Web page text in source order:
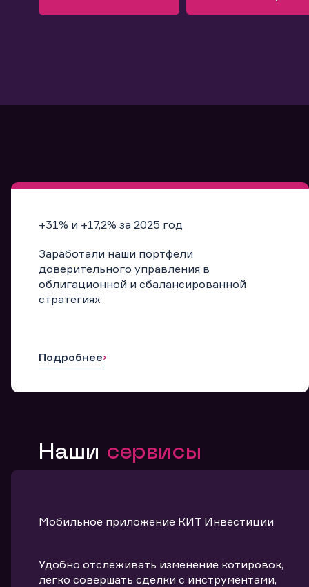
+31% и +17,2% за 2025 год
Заработали наши портфели
доверительного управления в
облигационной и сбалансированной
стратегиях
Подробнее
Наши сервисы
Мобильное приложение КИТ Инвестиции
Удобно отслеживать изменение котировок,
легко совершать сделки с инструментами,